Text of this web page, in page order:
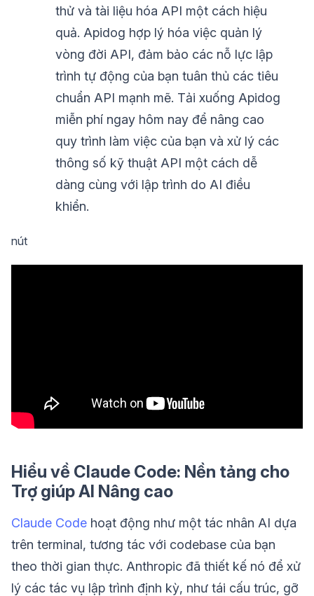
thử và tài liệu hóa API một cách hiệu
quả. Apidog hợp lý hóa việc quản lý
vòng đời API, đảm bảo các nỗ lực lập
trình tự động của bạn tuân thủ các tiêu
chuẩn API mạnh mẽ. Tải xuống Apidog
miễn phí ngay hôm nay để nâng cao
quy trình làm việc của bạn và xử lý các
thông số kỹ thuật API một cách dễ
dàng cùng với lập trình do AI điều
khiển.
nút
Hiểu về Claude Code: Nền tảng cho
Trợ giúp AI Nâng cao
Claude Code hoạt động như một tác nhân AI dựa
trên terminal, tương tác với codebase của bạn
theo thời gian thực. Anthropic đã thiết kế nó để xử
lý các tác vụ lập trình định kỳ, như tái cấu trúc, gỡ